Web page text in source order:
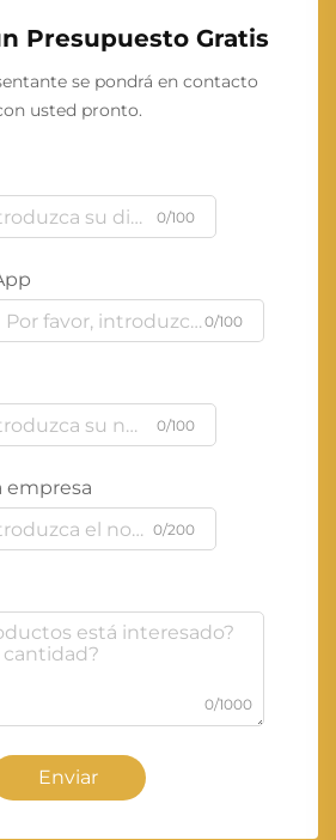
Presupuesto Gratis
se pondrá en contacto
usted pronto.
0/100
0/100
0/100
empresa
0/200
0/1000
Enviar